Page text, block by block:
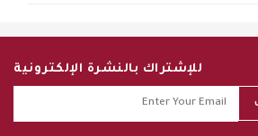
للإشتراك بالنشرة الإلكترونية